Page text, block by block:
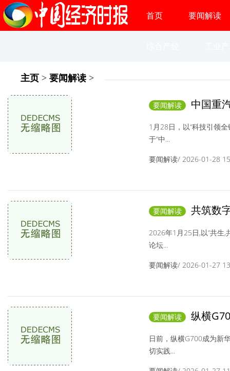
首页 要闻解读
主页 > 要闻解读 >
要闻解读
中国重
开携手共创专用
1月28日，以“科技引领
于“中...
要闻解读/ 2026-01-28
要闻解读
共筑数
发经济论坛在杭
2026年1月25日,以“共生
论坛...
要闻解读/ 2026-01-27
要闻解读
纵横
和谐共生
日前，纵横G700成为新
切实践...